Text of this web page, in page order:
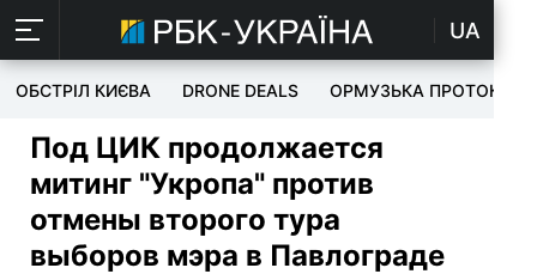
UA
ОБСТРІЛ КИЄВА DRONE DEALS ОРМУЗЬКА ПРОТОКА
Под ЦИК продолжается
митинг "Укропа" против
отмены второго тура
выборов мэра в Павлограде